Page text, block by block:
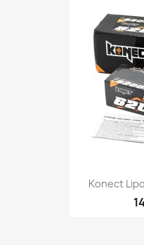
Konect